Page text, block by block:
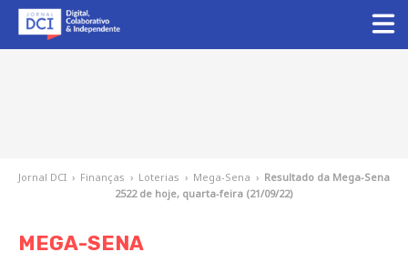
Jornal DCI › Finanças › Loterias › Mega-Sena › Resultado da Mega-Sena
2522 de hoje, quarta-feira (21/09/22)
MEGA-SENA